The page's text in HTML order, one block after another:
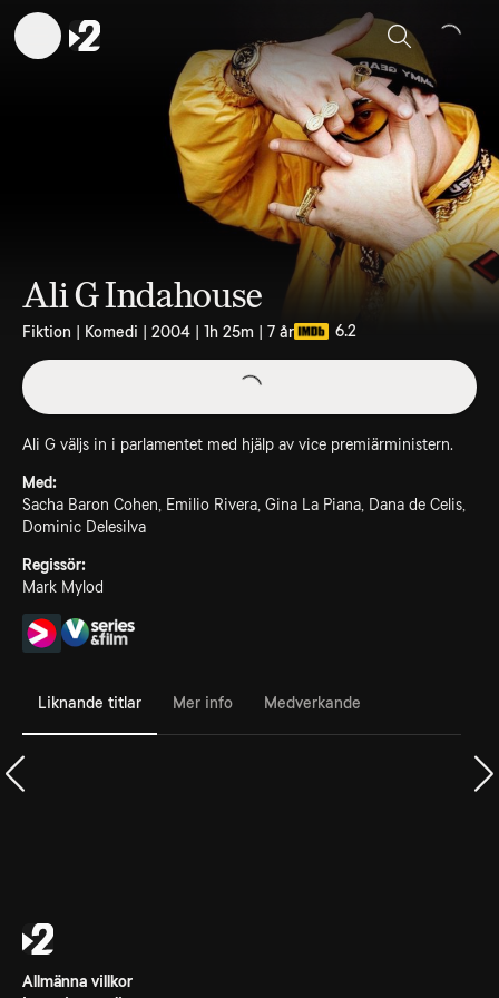
Sök
Ali G Indahouse
Fiktion | Komedi | 2004 | 1h 25m | 7 år 6.2
Ali G väljs in i parlamentet med hjälp av vice premiärministern.
Med:
Sacha Baron Cohen, Emilio Rivera, Gina La Piana, Dana de Celis,
Dominic Delesilva
Regissör:
Mark Mylod
Liknande titlar Mer info Medverkande
Allmänna villkor